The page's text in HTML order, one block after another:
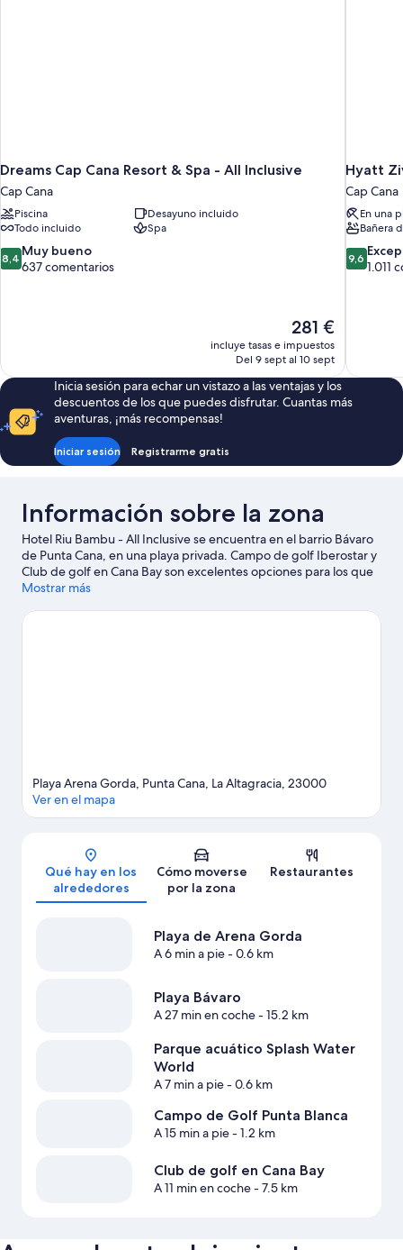
Dreams Cap Cana Resort & Spa - All Inclusive
Cap Cana
Piscina
Desayuno incluido
Todo incluido
Spa
8.4
sobre
8,4 Muy bueno
637 comentarios
El
precio
actual
de
281 €
281 €
incluye tasas e impuestos
Del 9 sept al 10 sept
Hyatt
Cap Cana
En una
Bañera
9.6
sobre
9,6
1.011
Inicia sesión para echar un vistazo a las ventajas y los
descuentos de los que puedes disfrutar. Cuantas más
aventuras, ¡más recompensas!
Iniciar sesión Registrarme gratis
Información sobre la zona
Hotel Riu Bambu - All Inclusive se encuentra en el barrio Bávaro
de Punta Cana, en una playa privada. Campo de golf Iberostar y
Club de golf en Cana Bay son excelentes opciones para los que
buscan unas vacaciones activas, pero si prefieres sumergirte en
necesitas. Para una noche diferente, Discoteca Coco Bongo
Mostrar más
Mapa
Playa Arena Gorda, Punta Cana, La Altagracia, 23000
Ver en el mapa
Qué hay en los
alrededores
Cómo moverse
por la zona
Restaurantes
Playa de Arena Gorda
A 6 min a pie- 0.6 km
Playa Bávaro
A 27 min en coche- 15.2 km
Parque acuático Splash Water
World
A 7 min a pie- 0.6 km
Campo de Golf Punta Blanca
A 15 min a pie- 1.2 km
Club de golf en Cana Bay
A 11 min en coche- 7.5 km